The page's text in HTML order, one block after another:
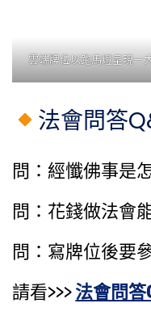
雲端牌位以跑馬燈呈現－
法會問答
問：經懺佛事是
問：花錢做法會
問：寫牌位後要
請看>>>法會問答